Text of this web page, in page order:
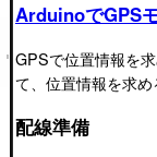
ArduinoでGPS
GPSで位置情報を
て、位置情報を求め
配線準備